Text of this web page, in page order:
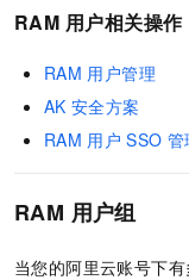
RAM 用户相关操作
RAM 用户管理
AK 安全方案
RAM 用户 SSO 管
RAM 用户组
当您的阿里云账号下
快速部署 Dify，高效搭建 AI
10 分钟在聊天系统中增加一